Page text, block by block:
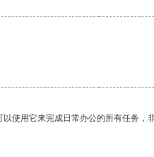
使用它来完成日常办公的所有任务，非